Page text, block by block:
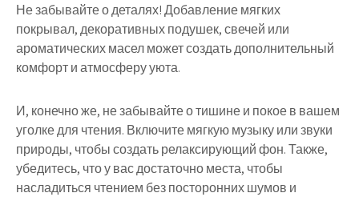
Не забывайте о деталях! Добавление мягких
покрывал, декоративных подушек, свечей или
ароматических масел может создать дополнительный
комфорт и атмосферу уюта.
И, конечно же, не забывайте о тишине и покое в вашем
уголке для чтения. Включите мягкую музыку или звуки
природы, чтобы создать релаксирующий фон. Также,
убедитесь, что у вас достаточно места, чтобы
насладиться чтением без посторонних шумов и